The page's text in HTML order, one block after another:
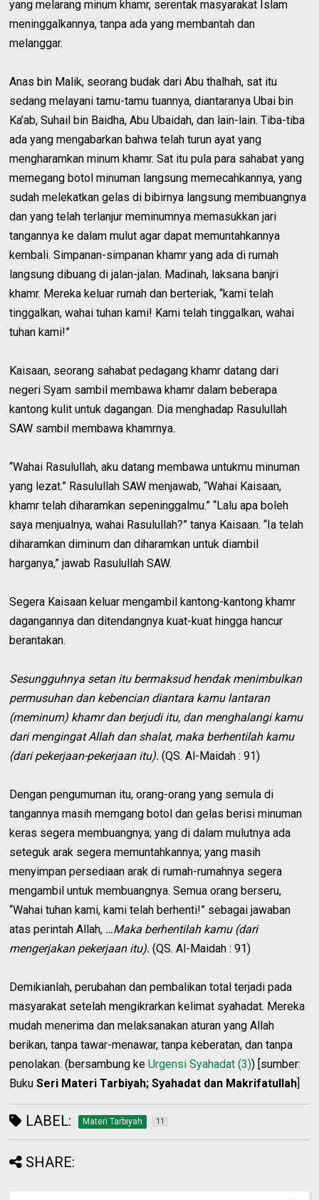
yang melarang minum khamr, serentak masyarakat Islam
meninggalkannya, tanpa ada yang membantah dan
melanggar.
Anas bin Malik, seorang budak dari Abu thalhah, sat itu
sedang melayani tamu-tamu tuannya, diantaranya Ubai bin
Ka’ab, Suhail bin Baidha, Abu Ubaidah, dan lain-lain. Tiba-tiba
ada yang mengabarkan bahwa telah turun ayat yang
mengharamkan minum khamr. Sat itu pula para sahabat yang
memegang botol minuman langsung memecahkannya, yang
sudah melekatkan gelas di bibirnya langsung membuangnya
dan yang telah terlanjur meminumnya memasukkan jari
tangannya ke dalam mulut agar dapat memuntahkannya
kembali. Simpanan-simpanan khamr yang ada di rumah
langsung dibuang di jalan-jalan. Madinah, laksana banjri
khamr. Mereka keluar rumah dan berteriak, “kami telah
tinggalkan, wahai tuhan kami! Kami telah tinggalkan, wahai
tuhan kami!”
Kaisaan, seorang sahabat pedagang khamr datang dari
negeri Syam sambil membawa khamr dalam beberapa
kantong kulit untuk dagangan. Dia menghadap Rasulullah
SAW sambil membawa khamrnya.
“Wahai Rasulullah, aku datang membawa untukmu minuman
yang lezat.” Rasulullah SAW menjawab, “Wahai Kaisaan,
khamr telah diharamkan sepeninggalmu.” “Lalu apa boleh
saya menjualnya, wahai Rasulullah?” tanya Kaisaan. “Ia telah
diharamkan diminum dan diharamkan untuk diambil
harganya,” jawab Rasulullah SAW.
Segera Kaisaan keluar mengambil kantong-kantong khamr
dagangannya dan ditendangnya kuat-kuat hingga hancur
berantakan.
Sesungguhnya setan itu bermaksud hendak menimbulkan
permusuhan dan kebencian diantara kamu lantaran
(meminum) khamr dan berjudi itu, dan menghalangi kamu
dari mengingat Allah dan shalat, maka berhentilah kamu
(dari pekerjaan-pekerjaan itu). (QS. Al-Maidah : 91)
Dengan pengumuman itu, orang-orang yang semula di
tangannya masih memgang botol dan gelas berisi minuman
keras segera membuangnya; yang di dalam mulutnya ada
seteguk arak segera memuntahkannya; yang masih
menyimpan persediaan arak di rumah-rumahnya segera
mengambil untuk membuangnya. Semua orang berseru,
“Wahai tuhan kami, kami telah berhenti!” sebagai jawaban
atas perintah Allah, …Maka berhentilah kamu (dari
mengerjakan pekerjaan itu).(QS. Al-Maidah : 91)
Demikianlah, perubahan dan pembalikan total terjadi pada
masyarakat setelah mengikrarkan kelimat syahadat. Mereka
mudah menerima dan melaksanakan aturan yang Allah
berikan, tanpa tawar-menawar, tanpa keberatan, dan tanpa
penolakan. (bersambung keUrgensi Syahadat (3)) [sumber:
BukuSeri Materi Tarbiyah; Syahadat dan Makrifatullah
LABEL: Materi Tarbiyah 11
SHARE: